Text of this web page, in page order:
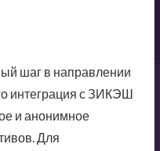
шаг в направлении
интеграция с ЗИКЭШ
и анонимное
Для